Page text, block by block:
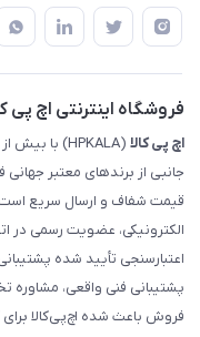
ضمانت اصالت کالا
رهگیری مرسولات چاپار
رهگیری مرسولات ماهکس
درباره ما
تماس با ما
فروشگاه اینترنتی اچ پی
اچ‌ پی‌ کالا
جانبی از برندهای معتبر جهانی
قیمت شفاف و ارسال سریع
الکترونیکی، عضویت رسمی در
اعتبارسنجی تأیید شده
پشتیبانی فنی واقعی،
فروش باعث شده اچ‌پی‌کالا برای